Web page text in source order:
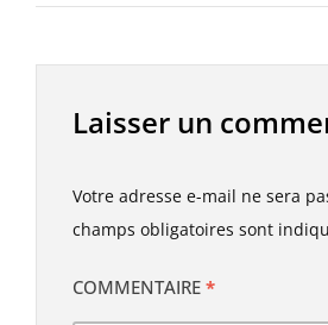
Laisser un
Votre adresse e-mail ne sera
champs obligatoires sont
COMMENTAIRE *